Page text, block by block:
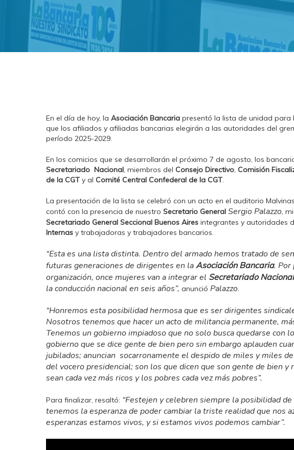
En el día de hoy, laAsociación Bancaria presentó la lista de unidad para
que los afiliados y afiliadas bancarias elegirán a las autoridades del
período 2025-2029.
En los comicios que se desarrollarán el próximo 7 de agosto, los
Secretariado Nacional, miembros delConsejo Directivo,Comisión
de la CGT y alComité Central Confederal de la CGT.
La presentación de la lista se celebró con un acto en el auditorio
contó con la presencia de nuestroSecretario General Sergio Palazzo,
Secretariado General Seccional Buenos Airesintegrantes y autoridades
Internasy trabajadoras y trabajadores bancarios.
“Esta es una lista distinta. Dentro del armado hemos tratado de
futuras generaciones de dirigentes en laAsociación Bancaria. Por
organización, once mujeres van a integrar el Secretariado Nacional
la conducción nacional en seis años”,anunció Palazzo.
“Honremos esta posibilidad hermosa que es ser dirigentes
Nosotros tenemos que hacer un acto de militancia permanente,
Tenemos un gobierno impiadoso que no solo busca quedarse con
gobierno que se dice gente de bien pero sin embargo aplauden
jubilados; anuncian socarronamente el despido de miles y miles
del vocero presidencial; son los que dicen que son gente de bien
sean cada vez más ricos y los pobres cada vez más pobres”.
Para finalizar, resaltó: “Festejen y celebren siempre la posibilidad
tenemos la esperanza de poder cambiar la triste realidad que nos
esperanzas estamos vivos, y si estamos vivos podemos cambiar”.